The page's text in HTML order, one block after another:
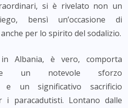
si è rivelato non un
bensì un’occasione di
per lo spirito del sodalizio.
Albania, è vero, comporta
un notevole sforzo
e un significativo sacrificio
i paracadutisti. Lontano dalle